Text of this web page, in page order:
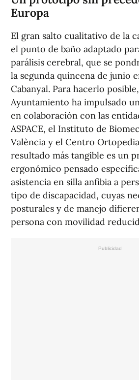
Europa
El gran salto cualitativo de la
el punto de baño adaptado
parálisis cerebral, que se
la segunda quincena de junio
Cabanyal. Para hacerlo
Ayuntamiento ha impulsado
en colaboración con las
ASPACE, el Instituto de
València y el Centro
resultado más tangible es un
ergonómico pensado
asistencia en silla anfibia a
tipo de discapacidad, cuyas
posturales y de manejo
persona con movilidad